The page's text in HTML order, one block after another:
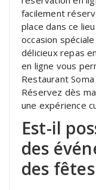
facilement
place dans ce
occasion
délicieux repas
en ligne vous
Restaurant
Réservez dès
une expérience
Est-il
des
des